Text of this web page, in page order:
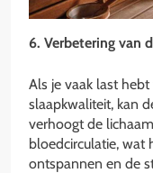
6. Verbetering van
Als je vaak last
slaapkwaliteit, kan
verhoogt de
bloedcirculatie,
ontspannen en de